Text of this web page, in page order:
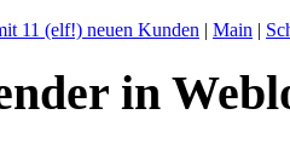
11 (elf!) neuen Kunden | Main |
in